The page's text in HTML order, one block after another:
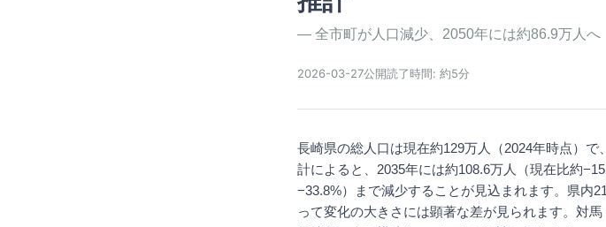
— 全市町が人口減少、2050年には約86.9万人へ
2026-03-27公開読了時間: 約5分
長崎県の総人口は現在約129万人（2024年時点）
計によると、2035年には約108.6万人（現在比約
−33.8%）まで減少することが見込まれます。県内
って変化の大きさには顕著な差が見られます。対